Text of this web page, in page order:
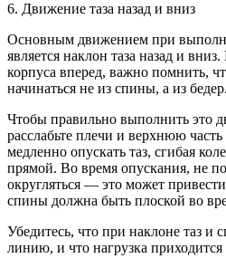
6. Движение таза назад и вниз
Основным движением при
является наклон таза назад и
корпуса вперед, важно помнить,
начинаться не из спины, а из бедер.
Чтобы правильно выполнить это
расслабьте плечи и верхнюю
медленно опускать таз, сгибая
прямой. Во время опускания, не
округляться — это может
спины должна быть плоской во
Убедитесь, что при наклоне таз и
линию, и что нагрузка